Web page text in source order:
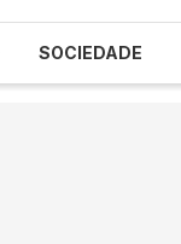
SOCIEDADE